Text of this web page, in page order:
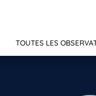
TOUTES LES